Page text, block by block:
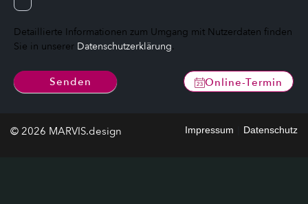
Detaillierte Informationen zum Umgang mit Nutzerdaten finden
Sie in unserer Datenschutzerklärung.
Senden Online-Termin
© 2026 MARVIS.design Impressum Datenschutz